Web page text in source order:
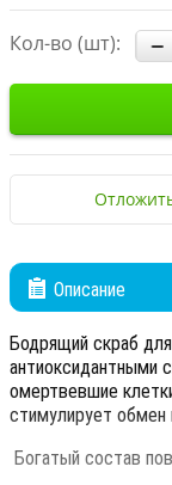
Кол-во (шт):
Описание
Бодрящий скраб
антиоксидантными
омертвевшие
стимулирует
Богатый состав